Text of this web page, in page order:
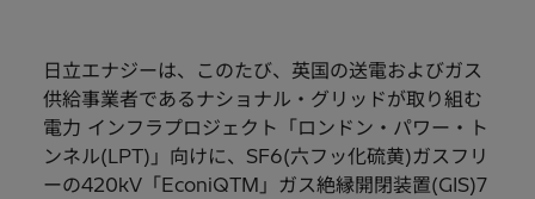
日立エナジーは、このたび、英国の送電およびガス
供給事業者であるナショナル・グリッドが取り組む
電力 インフラプロジェクト「ロンドン・パワー・ト
ンネル(LPT)」向けに、SF6(六フッ化硫黄)ガスフリ
ーの420kV「EconiQTM」ガス絶縁開閉装置(GIS)7